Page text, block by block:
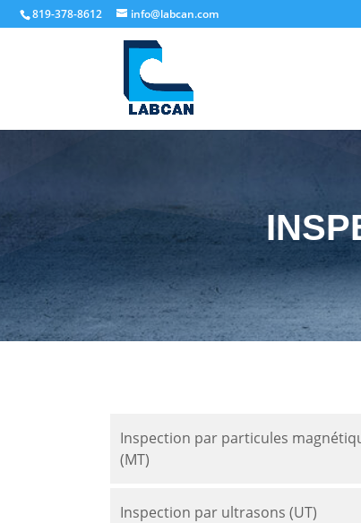
819-378-8612 info@labcan.com
Inspection par particules
(MT)
Inspection par ultrasons (UT)